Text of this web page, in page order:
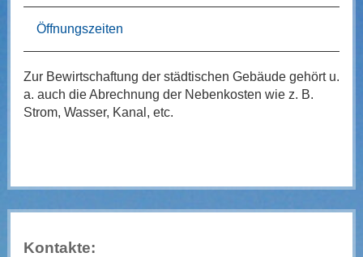
Öffnungszeiten
Zur Bewirtschaftung der städtischen Gebäude gehört u.
a. auch die Abrechnung der Nebenkosten wie z. B.
Strom, Wasser, Kanal, etc.
Kontakte: